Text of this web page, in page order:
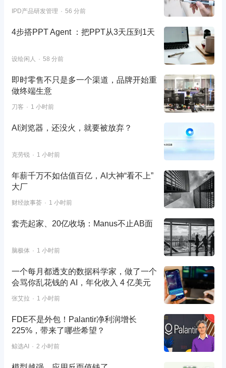
IPD产品研发管理 56 分前
4步搭PPT Agent ：把PPT从3天压到1天
设绘闲人 58 分前
即时零售不只是多一个渠道，品牌开始重
做终端生意
刀客 1 小时前
AI浏览器，还没火，就要被放弃？
克劳锐 1 小时前
年薪千万不如估值百亿，AI大神“看不上”
大厂
财经故事荟 1 小时前
套壳起家、20亿收场：Manus不止AB面
脑极体 1 小时前
一个每月都透支的数据科学家，做了一个
会骂你乱花钱的 AI，年化收入 4 亿美元
张艾拉 1 小时前
FDE不是外包！Palantir净利润增长
225%，带来了哪些希望？
鲸选AI 2 小时前